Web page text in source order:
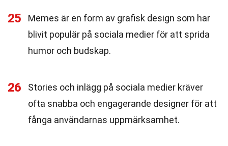
25
Memes är en form av grafisk design som har
blivit populär på sociala medier för att sprida
humor och budskap.
26
Stories och inlägg på sociala medier kräver
ofta snabba och engagerande designer för att
fånga användarnas uppmärksamhet.